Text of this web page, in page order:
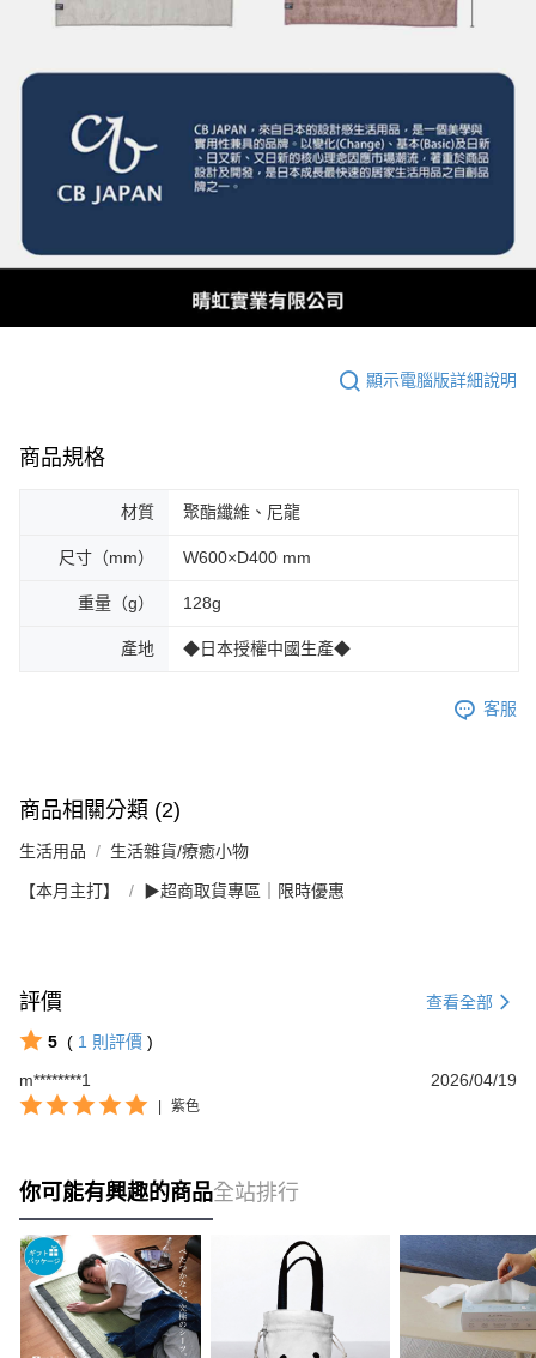
顯示電腦版詳細說明
商品規格
材質 聚酯纖維、尼龍
尺寸（mm） W600×D400 mm
重量（g） 128g
產地 ◆日本授權中國生產◆
客服
商品相關分類 (2)
生活用品 生活雜貨/療癒小物
【本月主打】 ▶超商取貨專區｜限時優惠
評價 查看全部
5 ( 1 則評價 )
m********1
2026/04/19
| 紫色
你可能有興趣的商品全站排行